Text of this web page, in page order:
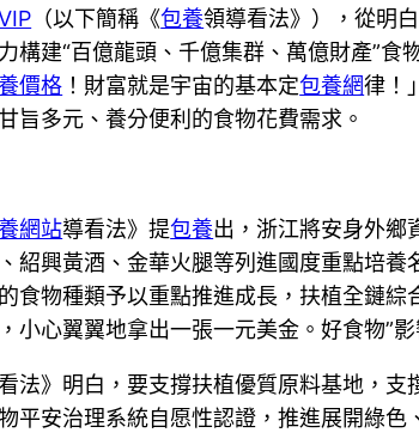
（以下簡稱《包養領導看法》），從明
構建“百億龍頭、千億集群、萬億財產”食
價格 ！財富就是宇宙的基本定包養網律！
旨多元、養分便利的食物花費需求。
網站導看法》提包養出，浙江將安身外鄉
紹興黃酒、金華火腿等列進國度重點培
食物種類予以重點推進成長，扶植全鏈
小心翼翼地拿出一張一元美金。好食物”影
看法》明白，要支撐扶植優質原料基地，
平安治理系統自愿性認證，推進展開綠色